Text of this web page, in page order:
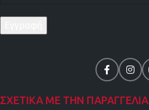
ΣΧΕΤΙΚΑ ΜΕ ΤΗΝ ΠΑΡΑΓΓΕΛΙΑ